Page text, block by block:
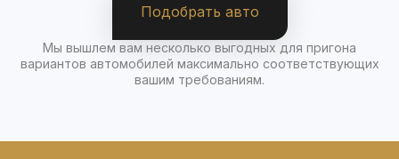
Подобрать авто
Мы вышлем вам несколько выгодных для пригона
вариантов автомобилей максимально соответствующих
вашим требованиям.